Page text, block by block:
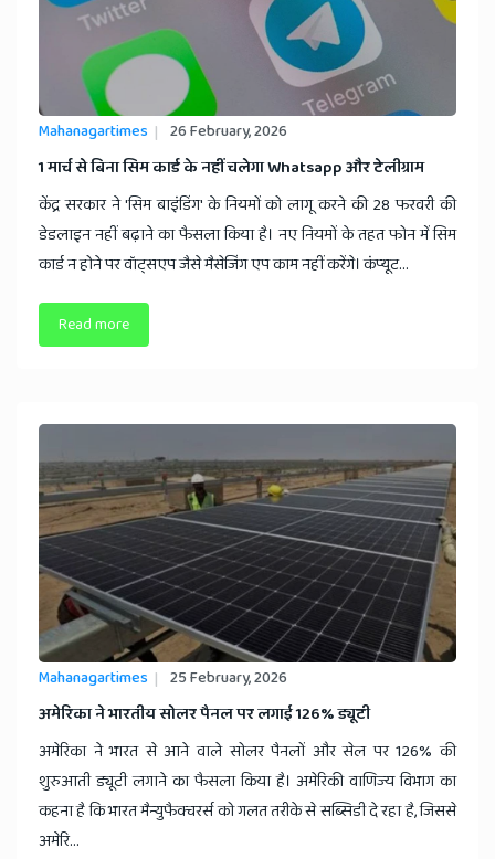
Mahanagartimes 26 February, 2026
1 मार्च से बिना सिम कार्ड के नहीं चलेगा Whatsapp और टेलीग्राम
केंद्र सरकार ने 'सिम बाइंडिंग' के नियमों को लागू करने की 28 फरवरी की
डेडलाइन नहीं बढ़ाने का फैसला किया है। नए नियमों के तहत फोन में सिम
कार्ड न होने पर वॉट्सएप जैसे मैसेजिंग एप काम नहीं करेंगे। कंप्यूट...
Read more
Mahanagartimes 25 February, 2026
​अमेरिका ने भारतीय सोलर पैनल पर लगाई 126% ड्यूटी
अमेरिका ने भारत से आने वाले सोलर पैनलों और सेल पर 126% की
शुरुआती ड्यूटी लगाने का फैसला किया है। अमेरिकी वाणिज्य विभाग का
कहना है कि भारत मैन्युफैक्चरर्स को गलत तरीके से सब्सिडी दे रहा है, जिससे
अमेरि...